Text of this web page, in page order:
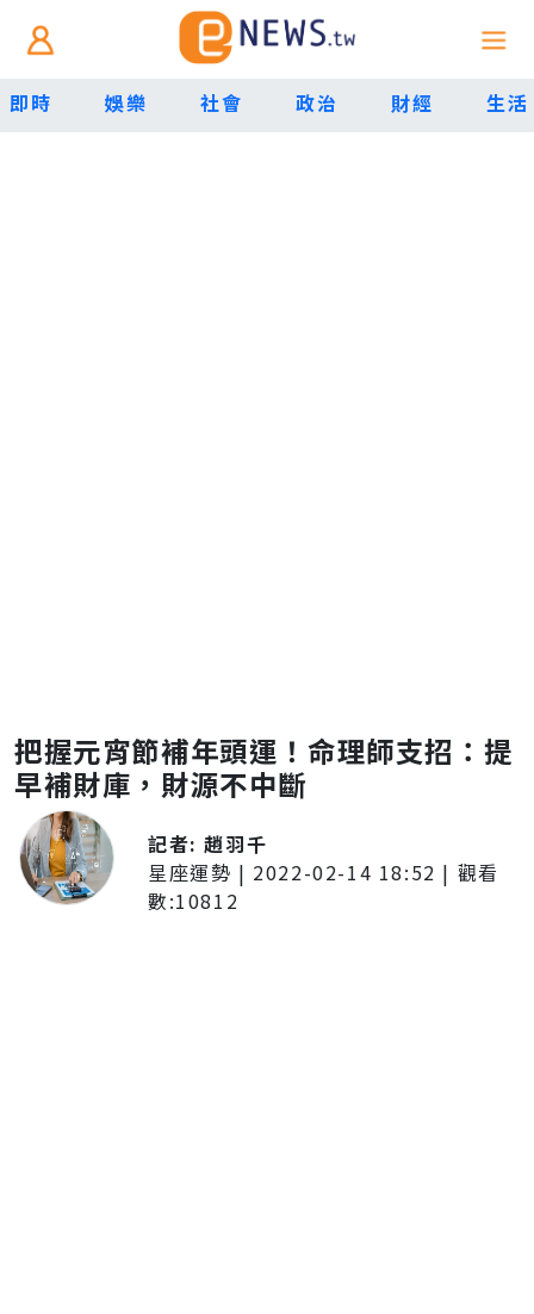
即時 娛樂 社會 政治 財經 生活
把握元宵節補年頭運！命理師支招：提
早補財庫，財源不中斷
記者:趙羽千
星座運勢 | 2022-02-14 18:52 | 觀看
數:10812